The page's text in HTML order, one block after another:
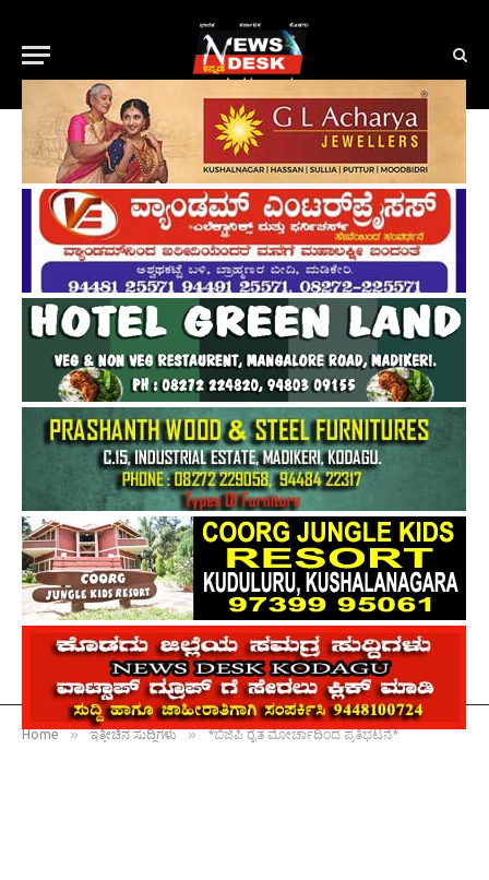
Home » ಇತ್ತೀಚಿನ ಸುದ್ದಿಗಳು » *ಬಿಜೆಪಿ ರೈತ ಮೋರ್ಚಾದಿಂದ ಪ್ರತಿಭಟನೆ*